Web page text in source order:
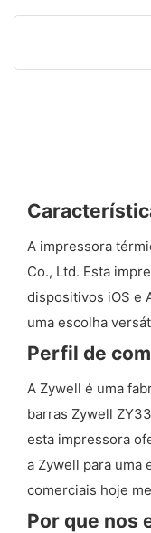
A impressora
Co., Ltd. Esta
dispositivos iOS e
uma escolha
Perfil de
A Zywell é uma
barras Zywell
esta impressora
a Zywell para uma
comerciais hoje
Por que nos